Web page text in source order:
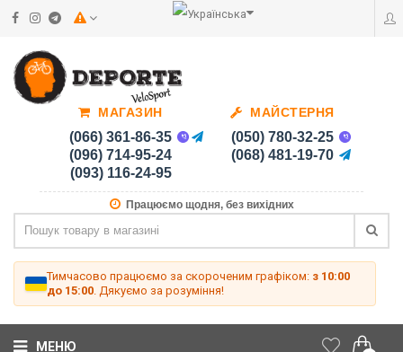
МАГАЗИН
(066) 361-86-35
(096) 714-95-24
(093) 116-24-95
МАЙСТЕРНЯ
(050) 780-32-25
(068) 481-19-70
Працюємо щодня, без вихідних
Тимчасово працюємо за скороченим графіком: з 10:00
до 15:00 . Дякуємо за розуміння!
МЕНЮ